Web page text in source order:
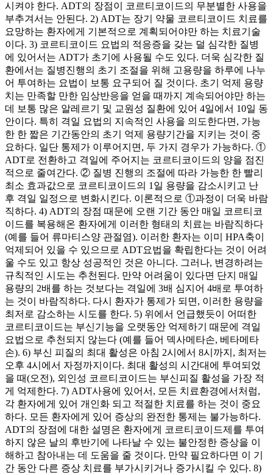
시켜야 한다. ADT의 장점이 코르티코이드의 무분별한 사용을
부추겨서는 안된다. 2) ADT는 장기 약물 코르티코이드 치료를
요망하는 환자에게 기본적으로 계획되어야만 하는 치료기술
이다. 3) 코르티코이드 요법의 적응증을 갖는 덜 심각한 질병
에 있어서는 ADT가 초기에 사용될 수도 있다. 더욱 심각한 질
환에서는 질병진행의 초기 조절을 위해 고용량을 하루에 나누
어 투여하는 요법이 보통 요구되어 질 것이다. 초기 억제 용량
치는 만족할 만한 임상반응을 얻을 때까지 계속되어야만 하는
데 보통 많은 알레르기 및 교원성 질환에 있어 4일에서 10일 동
안이다. 특히 격일 요법의 지속적인 사용을 의도한다면, 가능
한 한 짧은 기간동안의 초기 억제 용량기간을 지키는 것이 중
요하다. 일단 통제가 이루어지면, 두 가지 경우가 가능하다. ①
ADT로 전환하고 격일에 주어지는 코르티코이드의 양을 점진
적으로 줄여간다. ② 질병 진행의 조절에 따라 가능한 한 빨리
최소 효과값으로 코르티코이드의 1일 용량을 감소시키고 난
후 격일 일정으로 변화시킨다. 이론적으로 ①과정이 더욱 바람
직하다. 4) ADT의 장점 때문에 오랜 기간 동안 매일 코르티코
이드를 복용해온 환자에게 이러한 형태의 치료는 바람직하다
(예를 들어 류마티스양 관절염). 이러한 환자는 이미 HPA축이
억제되어 있을 수 있으므로 ADT요법을 확립한다는 것이 어려
울 수도 있고 항상 성공적인 것은 아니다. 그러나, 변경하려는
규칙적인 시도는 추천된다. 만약 어려움이 있다면 단지 매일
용량의 2배를 하는 것보다는 격일에 3배 심지어 4배로 투여하
는 것이 바람직하다. 다시 환자가 통제가 되면, 이러한 용량을
최저로 감소하는 시도를 한다. 5) 위에서 언급했듯이 어떠한
코르티코이드는 부신기능을 오랫동안 억제하기 때문에 격일
요법으로 추천되지 않는다 (예를 들어 덱사메타손, 베타메타
손). 6) 부신 피질의 최대 활성은 아침 2시에서 8시까지, 최저는
오후 4시에서 자정까지이다. 최대 활성의 시간대에 투여되었
을 때(오전), 외인성 코르티코이드는 부신피질 활성을 가장 적
게 억제한다. 7) ADT사용에 있어서, 모든 치료환경에서처럼,
각 환자에게 있어 개인화 되고 적절한 치료를 하는 것이 중요
하다. 모든 환자에게 있어 증상의 완전한 통제는 불가능하다.
ADT의 장점에 대한 설명은 환자에게 코르티코이드제를 투여
하지 않은 날의 후반기에 나타날 수 있는 불안정한 증상을 이
해하고 참아내는 데 도움을 줄 것이다. 만약 필요하다면 이 기
간 동안 다른 증상 치료를 부가시키거나 증가시킬 수 있다. 8)